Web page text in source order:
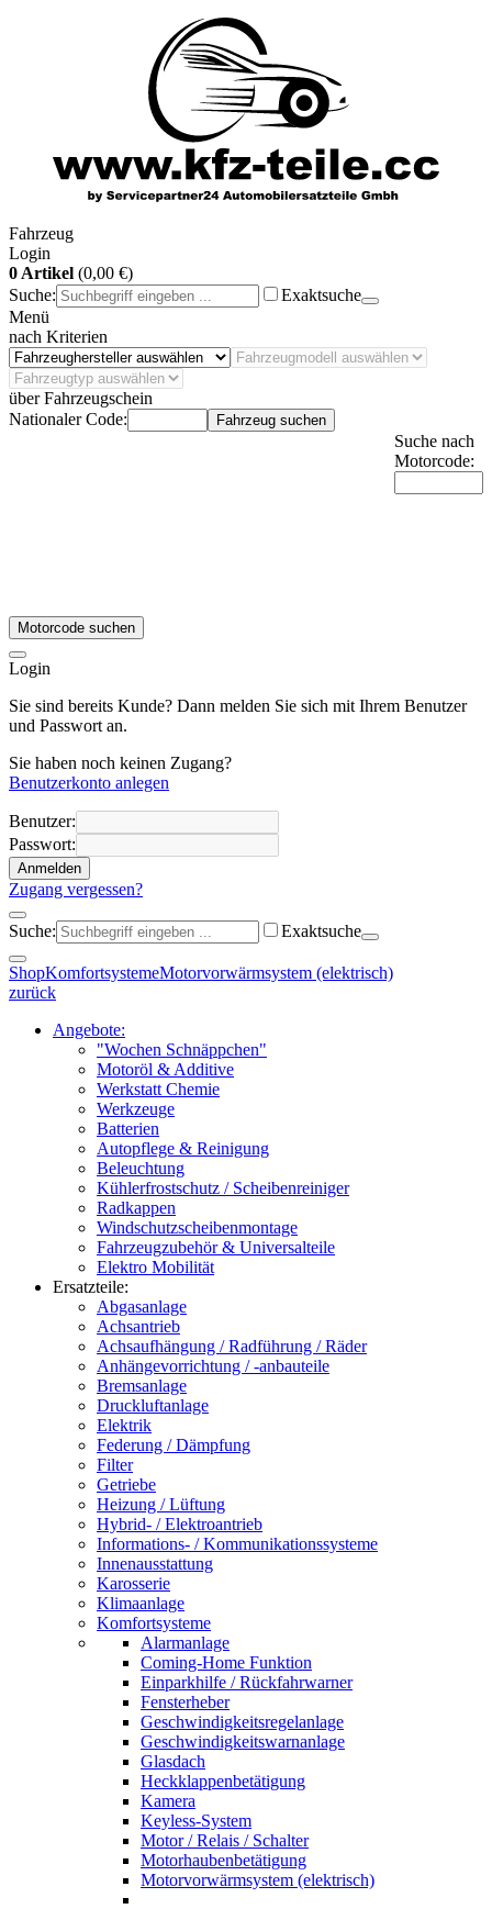
Fahrzeug
Login
0 Artikel (0,00 €)
Suche:
Exaktsuche
Menü
nach Kriterien
über Fahrzeugschein
Nationaler Code:
Fahrzeug suchen
Suche nach
Motorcode:
Motorcode suchen
Login
Sie sind bereits Kunde? Dann melden Sie sich mit Ihrem Benutzer
und Passwort an.
Sie haben noch keinen Zugang?
Benutzerkonto anlegen
Benutzer:
Passwort:
Anmelden
Zugang vergessen?
Suche: Exaktsuche
ShopKomfortsystemeMotorvorwärmsystem (elektrisch)
zurück
Angebote:
"Wochen Schnäppchen"
Motoröl & Additive
Werkstatt Chemie
Werkzeuge
Batterien
Autopflege & Reinigung
Beleuchtung
Kühlerfrostschutz / Scheibenreiniger
Radkappen
Windschutzscheibenmontage
Fahrzeugzubehör & Universalteile
Elektro Mobilität
Ersatzteile:
Abgasanlage
Achsantrieb
Achsaufhängung / Radführung / Räder
Anhängevorrichtung / -anbauteile
Bremsanlage
Druckluftanlage
Elektrik
Federung / Dämpfung
Filter
Getriebe
Heizung / Lüftung
Hybrid- / Elektroantrieb
Informations- / Kommunikationssysteme
Innenausstattung
Karosserie
Klimaanlage
Komfortsysteme
Alarmanlage
Coming-Home Funktion
Einparkhilfe / Rückfahrwarner
Fensterheber
Geschwindigkeitsregelanlage
Geschwindigkeitswarnanlage
Glasdach
Heckklappenbetätigung
Kamera
Keyless-System
Motor / Relais / Schalter
Motorhaubenbetätigung
Motorvorwärmsystem (elektrisch)